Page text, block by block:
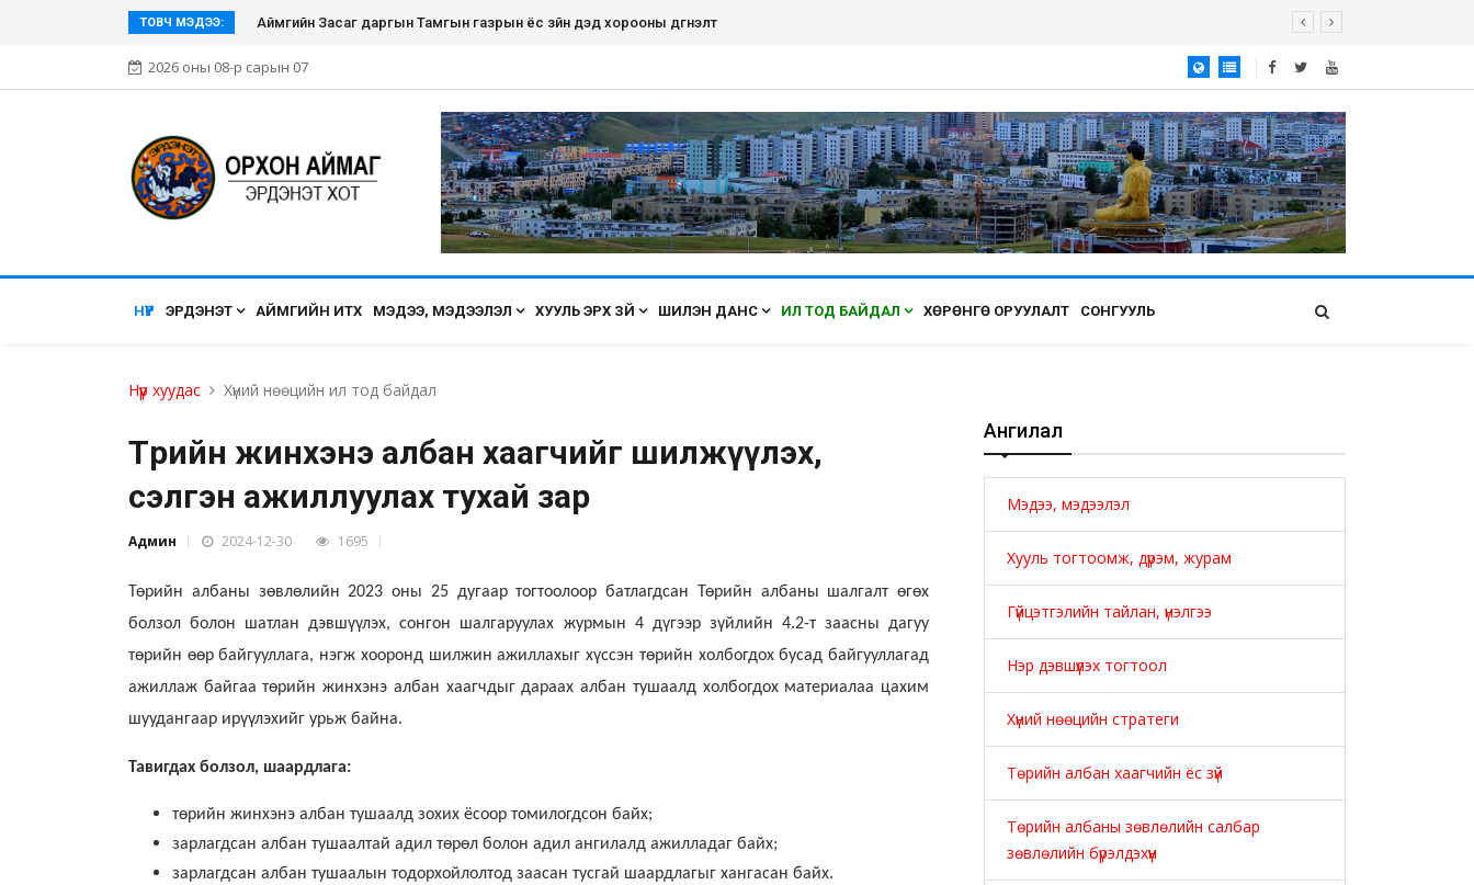
ТОВЧ МЭДЭЭ: Эрдэнэт хүмүүсийн нэгдэл болсон Эрдэнэт хот ирэх бүрт өнгөө засаж, үүдээ нээн угтана аа
2026 оны 08-р сарын 07
НҮҮР ЭРДЭНЭТ АЙМГИЙН ИТХ МЭДЭЭ, МЭДЭЭЛЭЛ ХУУЛЬ ЭРХ ЗҮЙ ШИЛЭН ДАНС ИЛ ТОД БАЙДАЛ ХӨРӨНГӨ ОРУУЛАЛТ СОНГУУЛЬ
Нүүр хуудас Хүний нөөцийн ил тод байдал
Төрийн жинхэнэ албан хаагчийг шилжүүлэх,
сэлгэн ажиллуулах тухай зар
Админ 2024-12-30 1695
Төрийн албаны зөвлөлийн 2023 оны 25 дугаар тогтоолоор батлагдсан Төрийн албаны шалгалт өгөх
болзол болон шатлан дэвшүүлэх, сонгон шалгаруулах журмын 4 дүгээр зүйлийн 4.2-т заасны дагуу
төрийн өөр байгууллага, нэгж хооронд шилжин ажиллахыг хүссэн төрийн холбогдох бусад байгууллагад
ажиллаж байгаа төрийн жинхэнэ албан хаагчдыг дараах албан тушаалд холбогдох материалаа цахим
шуудангаар ирүүлэхийг урьж байна.
Тавигдах болзол, шаардлага:
төрийн жинхэнэ албан тушаалд зохих ёсоор томилогдсон байх;
зарлагдсан албан тушаалтай адил төрөл болон адил ангилалд ажилладаг байх;
зарлагдсан албан тушаалын тодорхойлолтод заасан тусгай шаардлагыг хангасан байх.
Ангилал
Мэдээ, мэдээлэл
Хууль тогтоомж, дүрэм, журам
Гүйцэтгэлийн тайлан, үнэлгээ
Нэр дэвшүүлэх тогтоол
Хүний нөөцийн стратеги
Төрийн албан хаагчийн ёс зүй
Төрийн албаны зөвлөлийн салбар
зөвлөлийн бүрэлдэхүүн